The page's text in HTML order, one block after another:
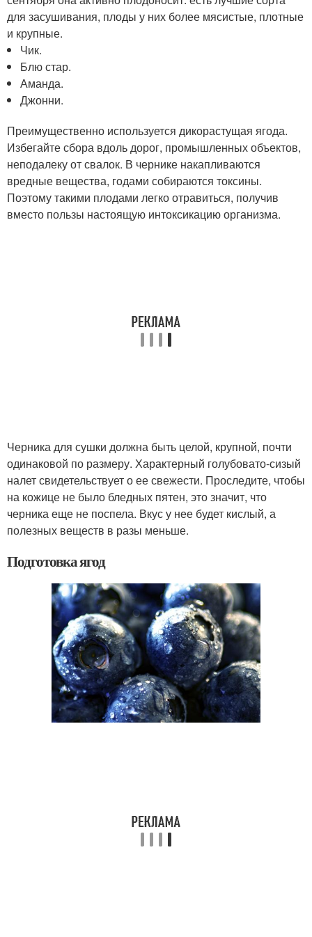
для засушивания, плоды у них более мясистые, плотные
и крупные.
Чик.
Блю стар.
Аманда.
Джонни.
Преимущественно используется дикорастущая ягода.
Избегайте сбора вдоль дорог, промышленных объектов,
неподалеку от свалок. В чернике накапливаются
вредные вещества, годами собираются токсины.
Поэтому такими плодами легко отравиться, получив
вместо пользы настоящую интоксикацию организма.
Черника для сушки должна быть целой, крупной, почти
одинаковой по размеру. Характерный голубовато-сизый
налет свидетельствует о ее свежести. Проследите, чтобы
на кожице не было бледных пятен, это значит, что
черника еще не поспела. Вкус у нее будет кислый, а
полезных веществ в разы меньше.
Подготовка ягод